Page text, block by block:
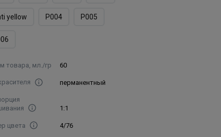
yellow Р004 Р005
товара, мл./гр 60
перманентный
1:1
цвета 4/76